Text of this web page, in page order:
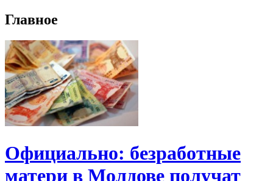
Главное
Официально: безработные
матери в Молдове получат